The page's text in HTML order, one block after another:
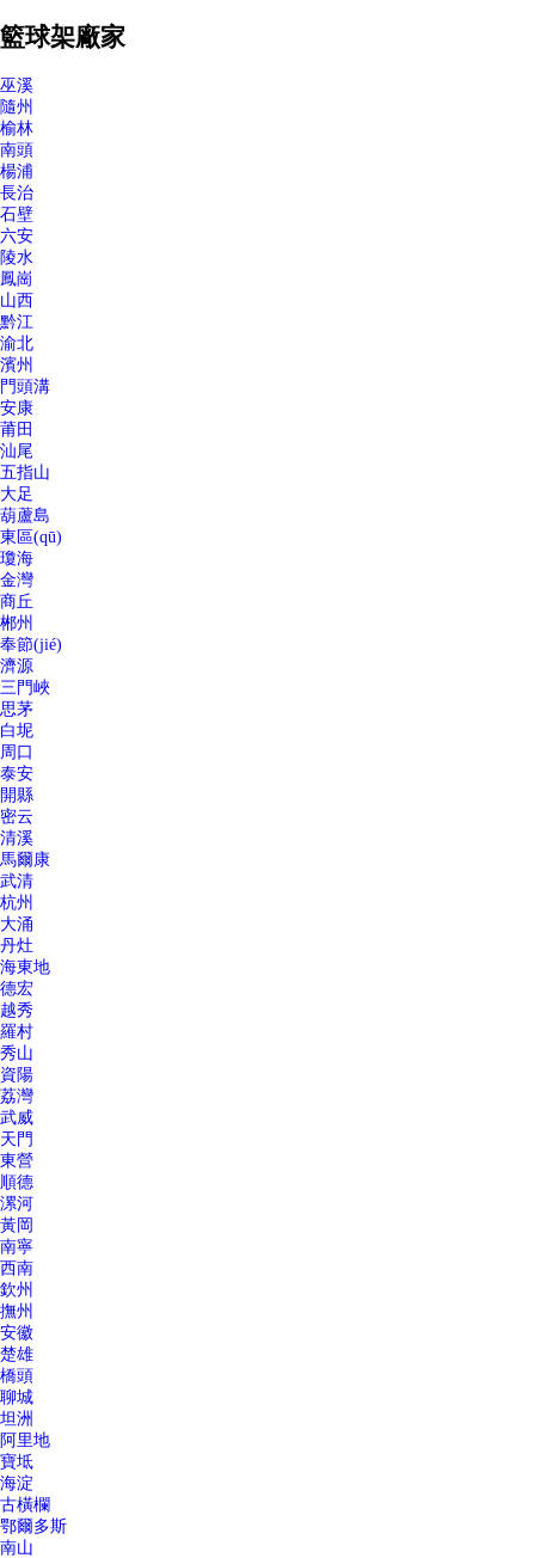
籃球架廠家
巫溪
隨州
榆林
南頭
楊浦
長治
石壁
六安
陵水
鳳崗
山西
黔江
渝北
濱州
門頭溝
安康
莆田
汕尾
五指山
大足
葫蘆島
東區(qū)
瓊海
金灣
商丘
郴州
奉節(jié)
濟源
三門峽
思茅
白坭
周口
泰安
開縣
密云
清溪
馬爾康
武清
杭州
大涌
丹灶
海東地
德宏
越秀
羅村
秀山
資陽
荔灣
武威
天門
東營
順德
漯河
黃岡
南寧
西南
欽州
撫州
安徽
楚雄
橋頭
聊城
坦洲
阿里地
寶坻
海淀
古橫欄
鄂爾多斯
南山